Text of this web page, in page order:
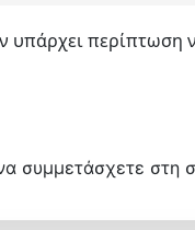
περίπτωση
συμμετάσχετε στη